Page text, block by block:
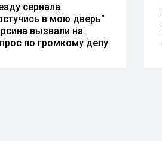
сериала
в мою дверь"
вызвали на
по громкому делу